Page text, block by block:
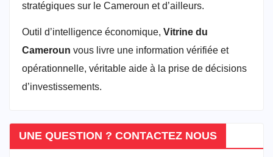
stratégiques sur le Cameroun et d’ailleurs.
Outil d’intelligence économique, Vitrine du
Cameroun vous livre une information vérifiée et
opérationnelle, véritable aide à la prise de décisions
d’investissements.
UNE QUESTION ? CONTACTEZ NOUS